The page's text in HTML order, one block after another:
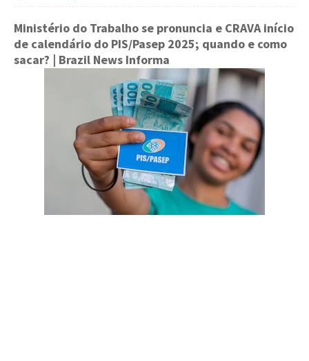
Ministério do Trabalho se pronuncia e CRAVA início
de calendário do PIS/Pasep 2025; quando e como
sacar? | Brazil News Informa